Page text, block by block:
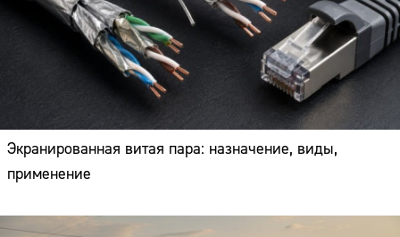
Экранированная витая пара: назначение, виды,
применение